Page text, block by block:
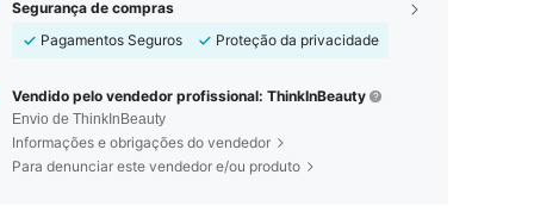
Segurança de compras
Pagamentos Seguros
Proteção da privacidade
Vendido pelo vendedor profissional: ThinkInBeauty
Envio de ThinkInBeauty
Informações e obrigações do vendedor
Para denunciar este vendedor e/ou produto